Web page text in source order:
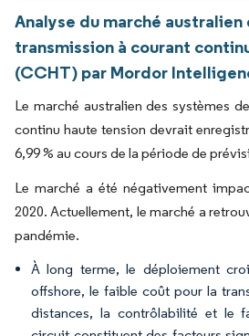
Analyse du marché
transmission à courant
(CCHT) par Mordor
Le marché australien des systèmes
continu haute tension devrait
6,99 % au cours de la période de
Le marché a été négativement
2020. Actuellement, le marché a
pandémie.
À long terme, le déploiement
offshore, le faible coût pour la
distances, la contrôlabilité et le